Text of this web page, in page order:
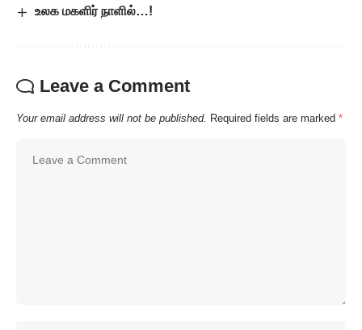
உலக மகளிர் நாளில்…!
Leave a Comment
Your email address will not be published. Required fields are marked *